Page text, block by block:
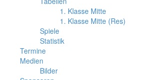
1. Klasse Mitte
1. Klasse Mitte (Res)
Spiele
Statistik
Termine
Medien
Bilder